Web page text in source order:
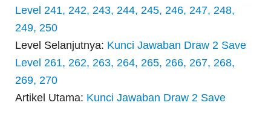
Level 241, 242, 243, 244, 245, 246, 247, 248,
249, 250
Level Selanjutnya: Kunci Jawaban Draw 2 Save
Level 261, 262, 263, 264, 265, 266, 267, 268,
269, 270
Artikel Utama: Kunci Jawaban Draw 2 Save